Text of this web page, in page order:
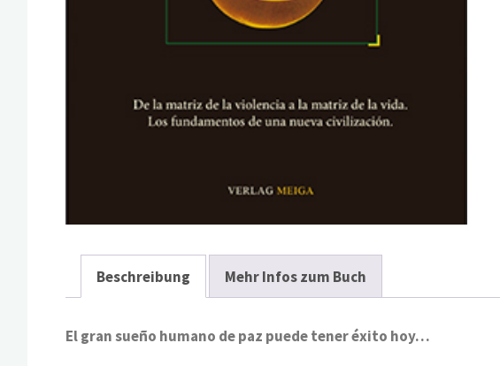
Beschreibung Mehr Infos zum Buch
El gran sueño humano de paz puede tener éxito hoy…